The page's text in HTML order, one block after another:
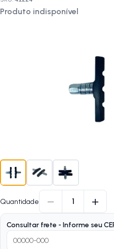
Produto indisponível
Quantidade − 1 +
Consultar frete - Informe seu